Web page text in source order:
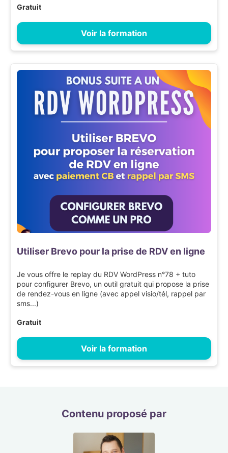
Gratuit
Voir la formation
Utiliser Brevo pour la prise de RDV en ligne
Je vous offre le replay du RDV WordPress n°78 + tuto
pour configurer Brevo, un outil gratuit qui propose la prise
de rendez-vous en ligne (avec appel visio/tél, rappel par
sms...)
Gratuit
Voir la formation
Contenu proposé par